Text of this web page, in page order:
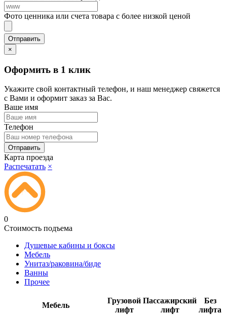
Фото ценника или счета товара с более низкой ценой
×
Оформить в 1 клик
Укажите свой контактный телефон, и наш менеджер свяжется
с Вами и оформит заказ за Вас.
Ваше имя
Телефон
Карта проезда
Распечатать ×
0
Стоимость подъема
Душевые кабины и боксы
Мебель
Унитаз/раковина/биде
Ванны
Прочее
Мебель
Грузовой
лифт
Пассажирский
лифт
Без
лифта